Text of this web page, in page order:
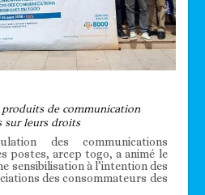
produits de communication
sur leurs droits
des communications
postes, arcep togo, a animé le
sensibilisation à l’intention des
des consommateurs des